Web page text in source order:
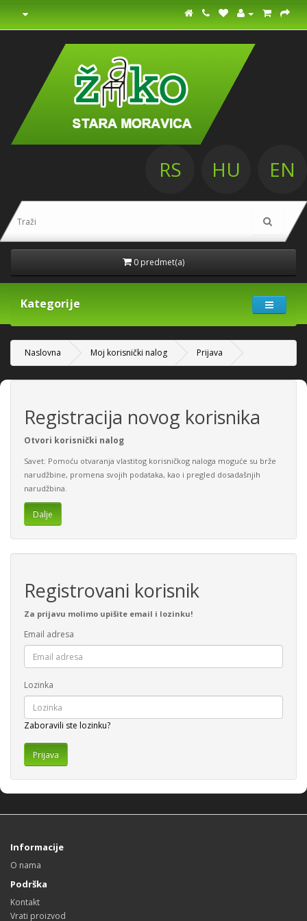
RS HU EN
0 predmet(a)
Kategorije
Naslovna Moj korisnički nalog Prijava
Registracija novog korisnika
Otvori korisnički nalog
Savet: Pomoću otvaranja vlastitog korisničkog naloga moguće su brže
narudžbine, promena svojih podataka, kao i pregled dosadašnjih
narudžbina.
Dalje
Registrovani korisnik
Za prijavu molimo upišite email i lozinku!
Email adresa
Lozinka
Zaboravili ste lozinku?
Informacije
O nama
Podrška
Kontakt
Vrati proizvod